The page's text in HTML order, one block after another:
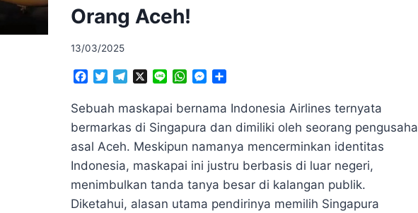
Orang Aceh!
13/03/2025
Facebook
TwitterTelegramLine WhatsAppMessenger
Sebuah maskapai bernama Indonesia Airlines ternyata
bermarkas di Singapura dan dimiliki oleh seorang pengusaha
asal Aceh. Meskipun namanya mencerminkan identitas
Indonesia, maskapai ini justru berbasis di luar negeri,
menimbulkan tanda tanya besar di kalangan publik.
Diketahui, alasan utama pendirinya memilih Singapura